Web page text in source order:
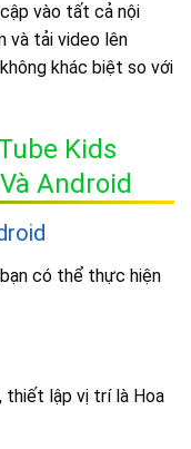
vào tất cả nội
và tải video lên
khác biệt so với
Kids
Android
có thể thực hiện
thiết lập vị trí là Hoa